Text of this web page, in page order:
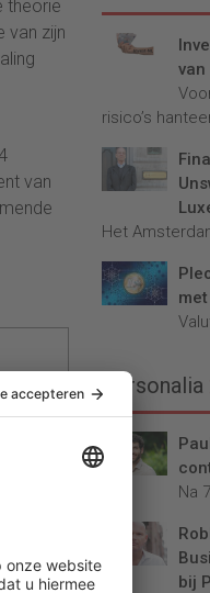
theorie
van zijn
van
risico’s
Het
Personalia
Na
bij